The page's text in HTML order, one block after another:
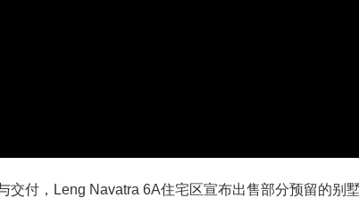
交付，Leng Navatra 6A住宅区宣布出售部分预留的别